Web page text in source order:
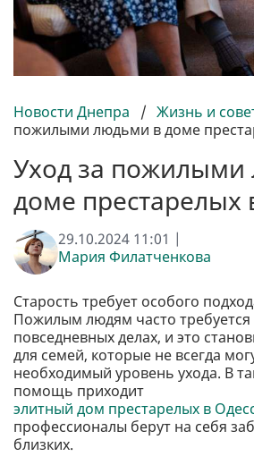
Новости Днепра / Жизнь и
пожилыми людьми в доме
Уход за
доме престарелых
29.10.2024 11:01 |
Мария Филатченкова
Старость требует особого
Пожилым людям часто
повседневных делах, и это
для семей, которые не всегда
необходимый уровень ухода. В
помощь приходит
элитный дом престарелых в
профессионалы берут на себя
близких.